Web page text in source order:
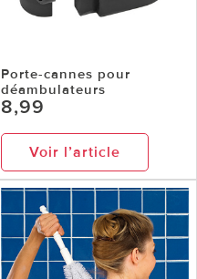
Porte-cannes pour
déambulateurs
8,99
Voir l’article